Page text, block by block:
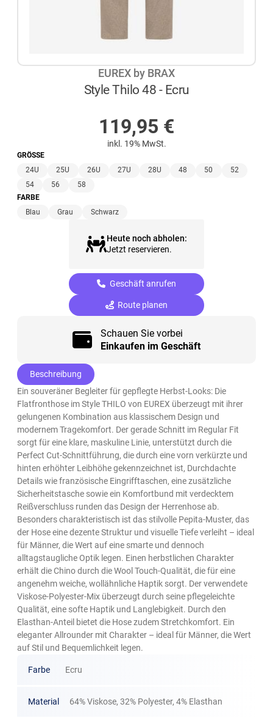
EUREX by BRAX
Style Thilo 48 - Ecru
119,95 €
inkl. 19% MwSt.
GRÖSSE
24U
25U 26U 27U 28U 48 50
52
54
56
58
FARBE
Blau
Grau Schwarz
Heute noch abholen:
Jetzt reservieren.
Geschäft anrufen
Route planen
Schauen Sie vorbei
Einkaufen im Geschäft
Beschreibung
Ein souveräner Begleiter für gepflegte Herbst-Looks: Die
Flatfronthose im Style THILO von EUREX überzeugt mit ihrer
gelungenen Kombination aus klassischem Design und
modernem Tragekomfort. Der gerade Schnitt im Regular Fit
sorgt für eine klare, maskuline Linie, unterstützt durch die
Perfect Cut-Schnittführung, die durch eine vorn verkürzte und
hinten erhöhter Leibhöhe gekennzeichnet ist, Durchdachte
Details wie französische Eingrifftaschen, eine zusätzliche
Sicherheitstasche sowie ein Komfortbund mit verdecktem
Reißverschluss runden das Design der Herrenhose ab.
Besonders charakteristisch ist das stilvolle Pepita-Muster, das
der Hose eine dezente Struktur und visuelle Tiefe verleiht – ideal
für Männer, die Wert auf eine smarte und dennoch
alltagstaugliche Optik legen. Einen herbstlichen Charakter
erhält die Chino durch die Wool Touch-Qualität, die für eine
angenehm weiche, wollähnliche Haptik sorgt. Der verwendete
Viskose-Polyester-Mix überzeugt durch seine pflegeleichte
Qualität, eine softe Haptik und Langlebigkeit. Durch den
Elasthan-Anteil bietet die Hose zudem Stretchkomfort. Ein
eleganter Allrounder mit Charakter – ideal für Männer, die Wert
auf Stil und Bequemlichkeit legen.
Farbe Ecru
Material 64% Viskose, 32% Polyester, 4% Elasthan